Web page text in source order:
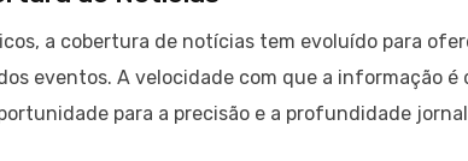
a cobertura de notícias tem evoluído para
eventos. A velocidade com que a informação
para a precisão e a profundidade